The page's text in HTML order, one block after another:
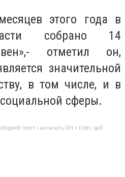
этого года в
собрано 14
отметил он,
значительной
в том числе, и в
сферы.
текст і натисніть Ctrl + Enter, щоб